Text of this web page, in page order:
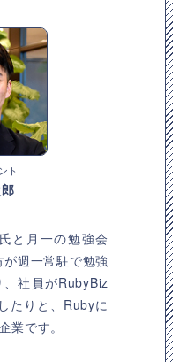
ト
と月一の勉強会
週一常駐で勉強
社員がRubyBiz
たりと、Rubyに
業です。